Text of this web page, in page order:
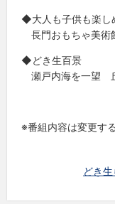
◆大人も子供も楽し
長門おもちゃ美術
◆どき生百景
瀬戸内海を一望
※番組内容は変更す
どき